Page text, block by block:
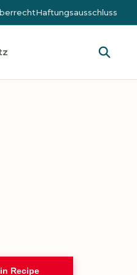
Haftungsausschluss
Recipe